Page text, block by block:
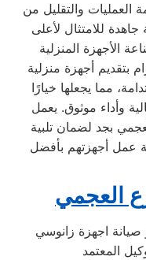
العمليات والتقليل من
جاهدة للامتثال لأعلى
بتقديم أجهزة منزلية
مما يجعلها خيارًا
وأداء موثوق. يعمل
بجد لضمان تلبية
عمل أجهزتهم بأفضل
العجمي
اجهزة زانوسي
المعتمد